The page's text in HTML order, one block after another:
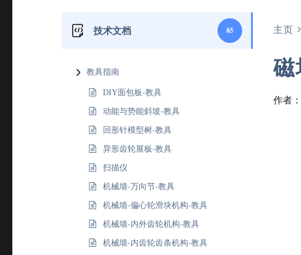
技术文档 85
教具指南
DIY面包板-教具
动能与势能斜坡-教具
回形针模型树-教具
异形齿轮展板-教具
扫描仪
机械墙-万向节-教具
机械墙-偏心轮滑块机构-教具
机械墙-内外齿轮机构-教具
机械墙-内齿轮齿条机构-教具
主页
作者